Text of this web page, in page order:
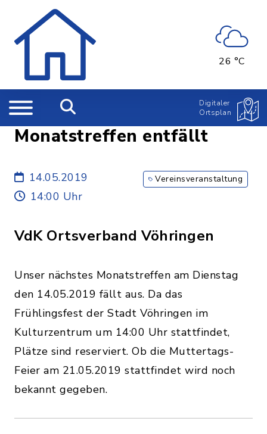
26 °C
Digitaler
Ortsplan
Monatstreffen entfällt
14.05.2019
14:00 Uhr
Vereinsveranstaltung
VdK Ortsverband Vöhringen
Unser nächstes Monatstreffen am Dienstag
den 14.05.2019 fällt aus. Da das
Frühlingsfest der Stadt Vöhringen im
Kulturzentrum um 14:00 Uhr stattfindet,
Plätze sind reserviert. Ob die Muttertags-
Feier am 21.05.2019 stattfindet wird noch
bekannt gegeben.